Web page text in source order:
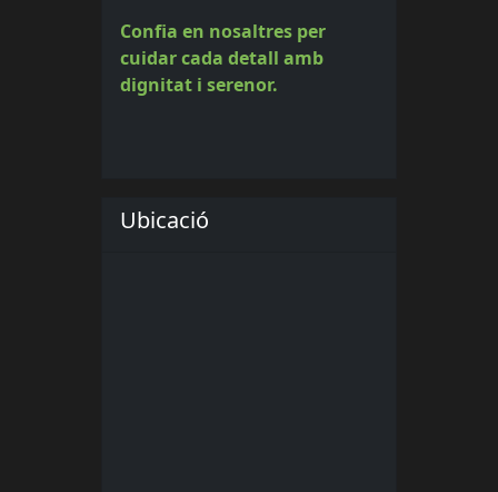
Confia en nosaltres per
cuidar cada detall amb
dignitat i serenor.
Ubicació